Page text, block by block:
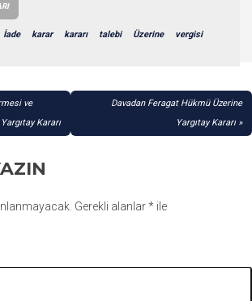
İade karar kararı talebi Üzerine vergisi
ve
Kararı
Davadan Feragat Hükmü Üzerine
Yargıtay Kararı
Gerekli alanlar* ile